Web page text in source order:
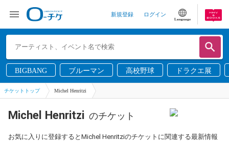
新規登録 ログイン
Language
BIGBANG ブルーマン 高校野球 ドラクエ展
チケットトップ Michel Henritzi
Michel Henritzi のチケット
お気に入りに登録するとMichel Henritziのチケットに関連する最新情報